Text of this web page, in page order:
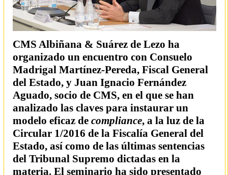
CMS Albiñana & Suárez de Lezo ha
organizado un encuentro con Consuelo
Madrigal Martínez-Pereda, Fiscal General
del Estado, y Juan Ignacio Fernández
Aguado, socio de CMS, en el que se han
analizado las claves para instaurar un
modelo eficaz de compliance, a la luz de la
Circular 1/2016 de la Fiscalía General del
Estado, así como de las últimas sentencias
del Tribunal Supremo dictadas en la
materia. El seminario ha sido presentado